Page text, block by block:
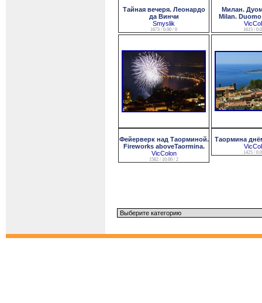
Тайная вечеря. Леонардо
да Винчи
Smyslik
1673 / 0.00 / 0
Милан.
Milan.
1615 /
Фейерверк над Таорминой.
Fireworks aboveTaormina.
VicColon
1582 / 10.00 / 2
Таормина
1425 /